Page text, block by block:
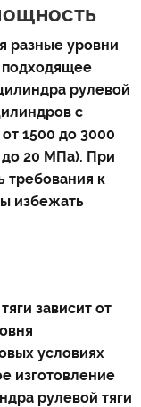
разные уровни
подходящее
рулевой
с
1500 до 3000
до 20 МПа). При
требования к
избежать
зависит от
условиях
изготовление
рулевой тяги